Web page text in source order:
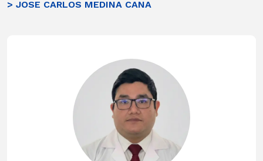
> JOSE CARLOS MEDINA CANA